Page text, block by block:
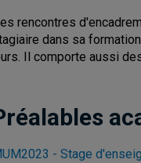
rencontres
dans sa
Il comporte aussi
- Stage